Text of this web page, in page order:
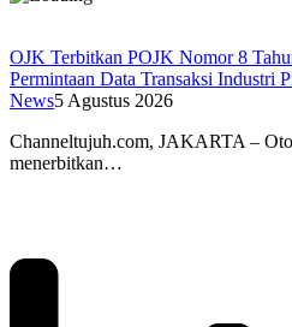
OJK Terbitkan POJK Nomor 8
Permintaan Data Transaksi Industri
News5 Agustus 2026
Channeltujuh.com, JAKARTA –
menerbitkan…